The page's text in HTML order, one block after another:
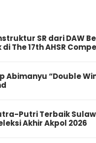
SR dari DAW
The 17th AHSR
Abimanyu “Double
Putri Terbaik
Akhir Akpol 2026